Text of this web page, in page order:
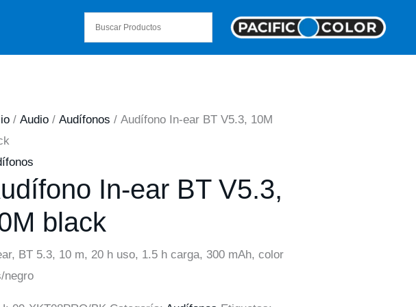
/ Audio/ Audífonos / Audífono In-ear BT V5.3, 10M
In-ear BT V5.3,
black
BT 5.3, 10 m, 20 h uso, 1.5 h carga, 300 mAh, color
negro